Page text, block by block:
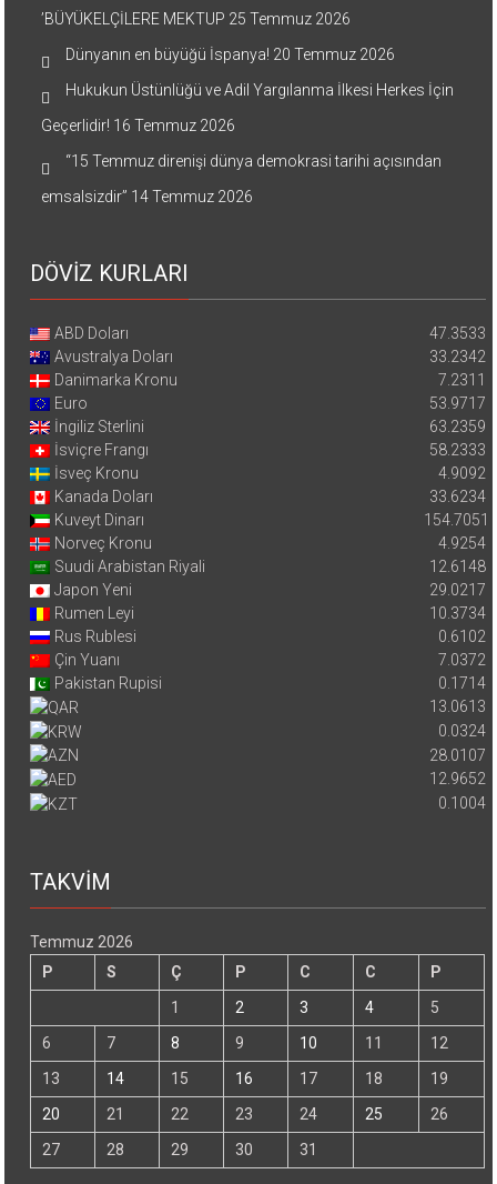
’BÜYÜKELÇİLERE MEKTUP 25 Temmuz 2026
Dünyanın en büyüğü İspanya! 20 Temmuz 2026
Hukukun Üstünlüğü ve Adil Yargılanma İlkesi Herkes İçin
Geçerlidir! 16 Temmuz 2026
“15 Temmuz direnişi dünya demokrasi tarihi açısından
emsalsizdir” 14 Temmuz 2026
DÖVİZ KURLARI
ABD Doları
47.3533
Avustralya Doları
33.2342
Danimarka Kronu
7.2311
Euro
53.9717
İngiliz Sterlini
63.2359
İsviçre Frangı
58.2333
İsveç Kronu
4.9092
Kanada Doları
33.6234
Kuveyt Dinarı
154.7051
Norveç Kronu
4.9254
Suudi Arabistan Riyali
12.6148
Japon Yeni
29.0217
Rumen Leyi
10.3734
Rus Rublesi
0.6102
Çin Yuanı
7.0372
Pakistan Rupisi
0.1714
13.0613
0.0324
28.0107
12.9652
0.1004
TAKVİM
Temmuz 2026
P
S Ç P C C
P
1
2 3 4
5
6
7 8 9 10 11
12
13
14 15 16 17 18
19
20
21 22 23 24 25
26
27
28 29 30 31